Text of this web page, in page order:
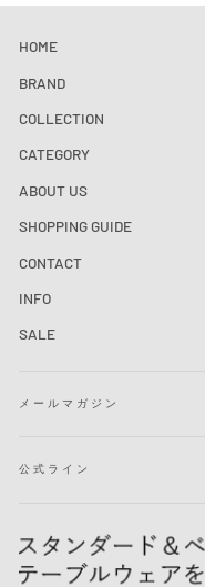
HOME
BRAND
COLLECTION
CATEGORY
ABOUT US
SHOPPING GUIDE
CONTACT
INFO
SALE
メールマガジン
公式ライン